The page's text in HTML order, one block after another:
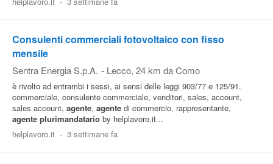
Consulenti commerciali fotovoltaico con fisso
mensile
Sentra Energia S.p.A. - Lecco, 24 km da Como
è rivolto ad entrambi i sessi, ai sensi delle leggi 903/77 e 125/91.
commerciale, consulente commerciale, venditori, sales, account,
sales account, agente, agente di commercio, rappresentante,
agente plurimandatario by helplavoro.it...
helplavoro.it - 3 settimane fa